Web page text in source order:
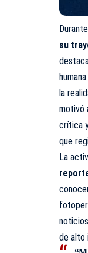
su
la
motivó
crítica
que
La
de alto